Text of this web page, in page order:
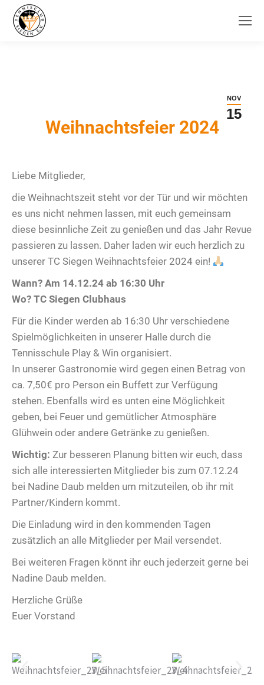
NOV
15
Weihnachtsfeier 2024
Liebe Mitglieder,
die Weihnachtszeit steht vor der Tür und wir möchten
es uns nicht nehmen lassen, mit euch gemeinsam
diese besinnliche Zeit zu genießen und das Jahr Revue
passieren zu lassen. Daher laden wir euch herzlich zu
unserer TC Siegen Weihnachtsfeier 2024 ein!
Wann? Am 14.12.24 ab 16:30 Uhr
Wo? TC Siegen Clubhaus
Für die Kinder werden ab 16:30 Uhr verschiedene
Spielmöglichkeiten in unserer Halle durch die
Tennisschule Play & Win organisiert.
In unserer Gastronomie wird gegen einen Betrag von
ca. 7,50€ pro Person ein Buffett zur Verfügung
stehen. Ebenfalls wird es unten eine Möglichkeit
geben, bei Feuer und gemütlicher Atmosphäre
Glühwein oder andere Getränke zu genießen.
Wichtig: Zur besseren Planung bitten wir euch, dass
sich alle interessierten Mitglieder bis zum 07.12.24
bei Nadine Daub melden um mitzuteilen, ob ihr mit
Partner/Kindern kommt.
Die Einladung wird in den kommenden Tagen
zusätzlich an alle Mitglieder per Mail versendet.
Bei weiteren Fragen könnt ihr euch jederzeit gerne bei
Nadine Daub melden.
Herzliche Grüße
Euer Vorstand